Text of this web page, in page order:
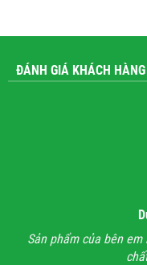
ĐÁNH GIÁ KHÁCH HÀNG
đặt cẩn thận,
Anh đã
hết mọi